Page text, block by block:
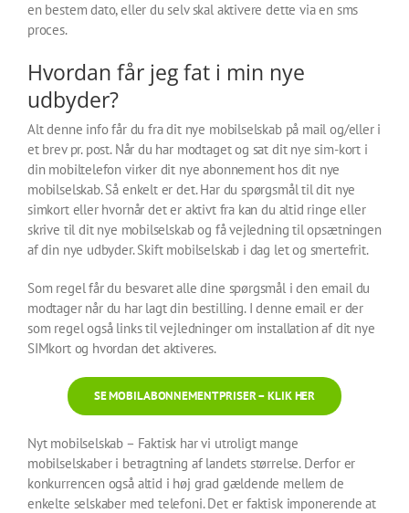
en bestem dato, eller du selv skal aktivere dette via en sms
proces.
Hvordan får jeg fat i min nye
udbyder?
Alt denne info får du fra dit nye mobilselskab på mail og/eller i
et brev pr. post. Når du har modtaget og sat dit nye sim-kort i
din mobiltelefon virker dit nye abonnement hos dit nye
mobilselskab. Så enkelt er det. Har du spørgsmål til dit nye
simkort eller hvornår det er aktivt fra kan du altid ringe eller
skrive til dit nye mobilselskab og få vejledning til opsætningen
af din nye udbyder. Skift mobilselskab i dag let og smertefrit.
Som regel får du besvaret alle dine spørgsmål i den email du
modtager når du har lagt din bestilling. I denne email er der
som regel også links til vejledninger om installation af dit nye
SIMkort og hvordan det aktiveres.
SE MOBILABONNEMENT PRISER – KLIK HER
Nyt mobilselskab – Faktisk har vi utroligt mange
mobilselskaber i betragtning af landets størrelse. Derfor er
konkurrencen også altid i høj grad gældende mellem de
enkelte selskaber med telefoni. Det er faktisk imponerende at